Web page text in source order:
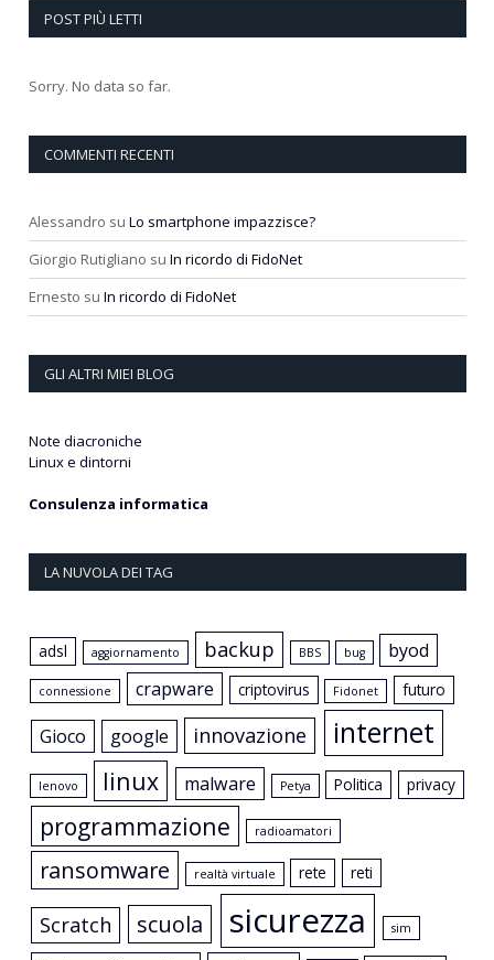
POST PIÙ LETTI
Sorry. No data so far.
COMMENTI RECENTI
Alessandro su Lo smartphone impazzisce?
Giorgio Rutigliano su In ricordo di FidoNet
Ernesto su In ricordo di FidoNet
GLI ALTRI MIEI BLOG
Note diacroniche
Linux e dintorni
Consulenza informatica
LA NUVOLA DEI TAG
adsl aggiornamento backup BBS bug byod
connessione crapware criptovirus Fidonet futuro
Gioco google innovazione internet
lenovo linux malware Petya Politica privacy
programmazione radioamatori
ransomware realtà virtuale rete reti
Scratch scuola sicurezza sim